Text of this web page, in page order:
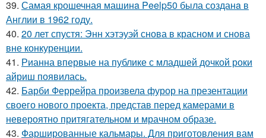
39. Самая крошечная машинa Peelp50 была созданa в
Англии в 1962 году.
40. 20 лет спустя: Энн хэтэуэй снова в красном и снова
вне конкуренции.
41. Рианна впервые на публике с младшей дочкой роки
айриш появилась.
42. Барби Феррейра произвела фурор на презентации
своего нового проекта, представ перед камерами в
невероятно притягательном и мрачном образе.
43. Фаршированные кальмары. Для приготовления вам